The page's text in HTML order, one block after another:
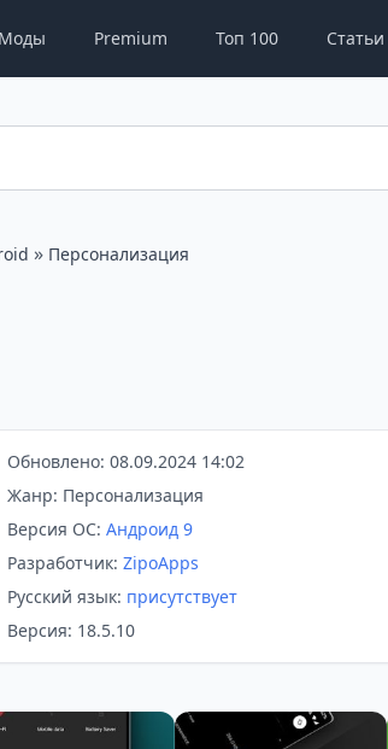
Моды Premium Топ 100 Статьи
» Персонализация
Обновлено: 08.09.2024 14:02
Жанр: Персонализация
Версия ОС: Андроид 9
Разработчик: ZipoApps
Русский язык: присутствует
Версия: 18.5.10